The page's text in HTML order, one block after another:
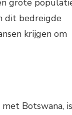
dit bedreigde
krijgen om
Botswana, is